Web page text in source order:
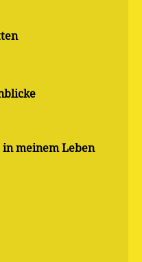
meinem Leben